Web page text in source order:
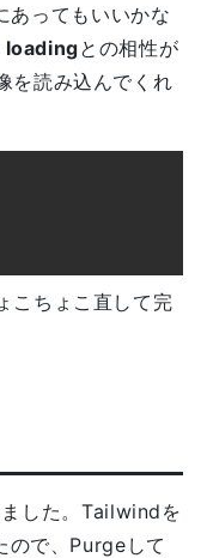
ってもいいかな
loadingとの相性が
を読み込んでくれ
こちょこ直して完
した。Tailwindを
ので、Purgeして